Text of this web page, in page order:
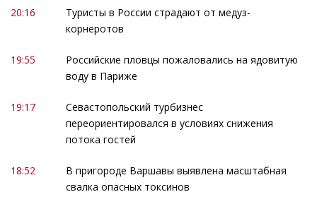
20:16
Туристы в России страдают от медуз-
корнеротов
19:55
Российские пловцы пожаловались на ядовитую
воду в Париже
19:17
Севастопольский турбизнес
переориентировался в условиях снижения
потока гостей
18:52
В пригороде Варшавы выявлена масштабная
свалка опасных токсинов